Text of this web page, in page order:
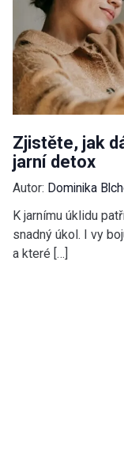
Zjistěte, jak
jarní detox
Autor: Dominika
K jarnímu úklidu
snadný úkol. I vy
a které […]